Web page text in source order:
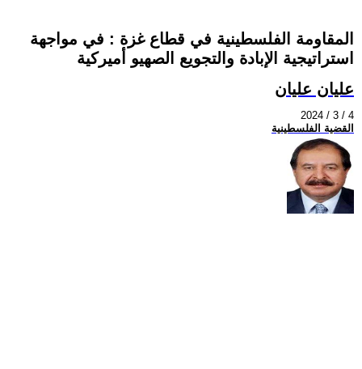
المقاومة الفلسطينية في قطاع غزة : في مواجهة
استراتيجية الإبادة والتجويع الصهيو أميركية
عليان عليان
2024 / 3 / 4
القضية الفلسطينية